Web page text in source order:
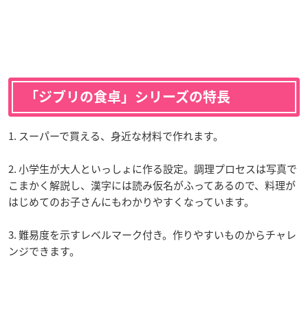
「ジブリの食卓」シリーズの特長
1. スーパーで買える、身近な材料で作れます。
2. 小学生が大人といっしょに作る設定。調理プロセスは写真で
こまかく解説し、漢字には読み仮名がふってあるので、料理が
はじめてのお子さんにもわかりやすくなっています。
3. 難易度を示すレベルマーク付き。作りやすいものからチャレ
ンジできます。